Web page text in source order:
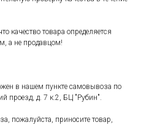
качество товара определяется
а не продавцом!
в нашем пункте самовывоза по
проезд, д. 7 к.2, БЦ "Рубин".
пожалуйста, приносите товар,